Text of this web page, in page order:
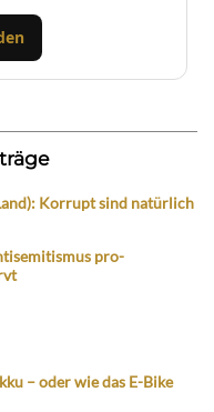
Korrupt sind natürlich
pro-
– oder wie das E-Bike